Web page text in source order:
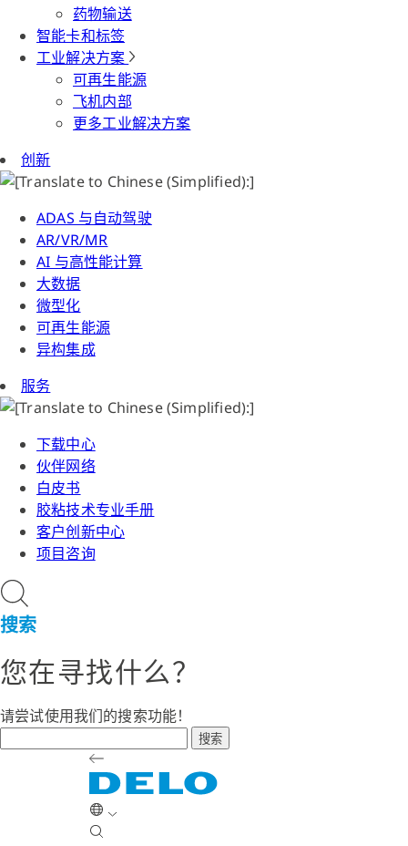
药物输送
智能卡和标签
工业解决方案
可再生能源
飞机内部
更多工业解决方案
创新
ADAS 与自动驾驶
AR/VR/MR
AI 与高性能计算
大数据
微型化
可再生能源
异构集成
服务
下载中心
伙伴网络
白皮书
胶粘技术专业手册
客户创新中心
项目咨询
搜索
您在寻找什么？
请尝试使用我们的搜索功能！
搜索